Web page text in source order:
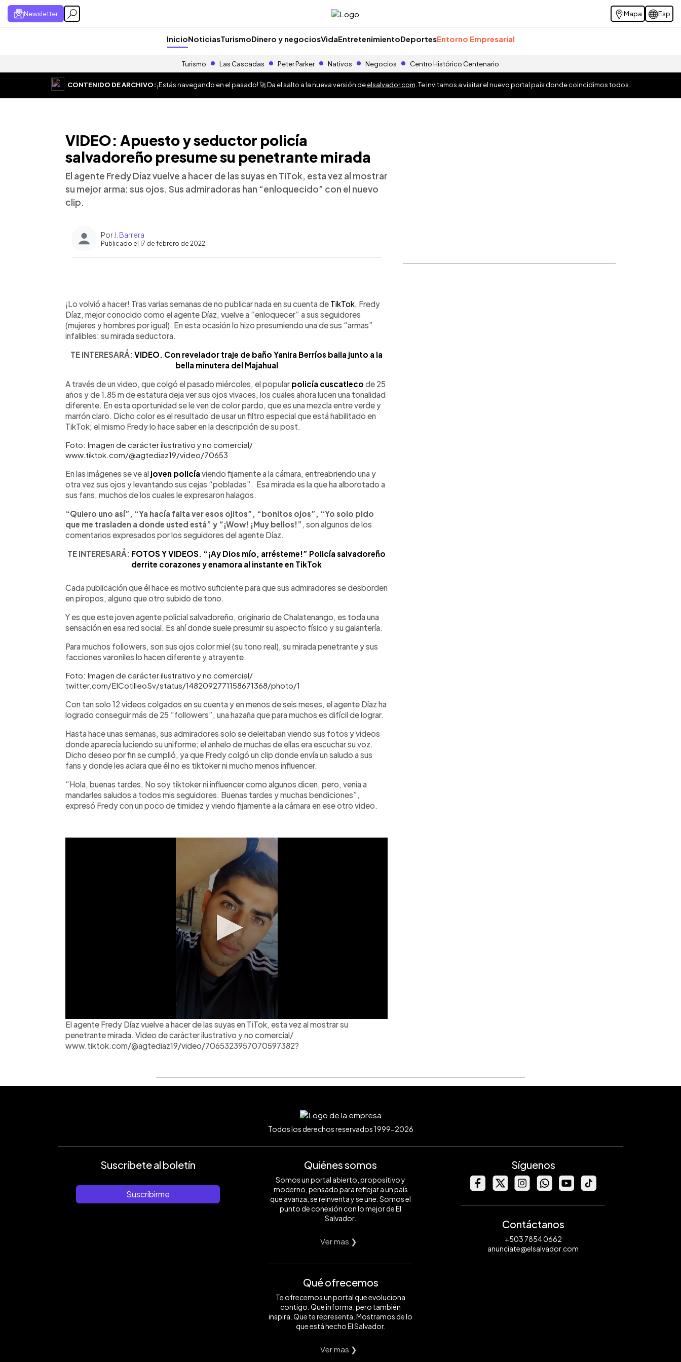
Newsletter Mapa Esp
InicioNoticiasTurismoDinero y negociosVidaEntretenimientoDeportesEntorno Empresarial
Turismo Las Cascadas Peter Parker Nativos Negocios Centro Histórico Centenario
CONTENIDO DE ARCHIVO:¡Estás navegando en el pasado! 🚀 Da el salto a la nueva versión deelsalvador.com . Te invitamos a visitar el nuevo portal país donde coincidimos todos.
VIDEO: Apuesto y seductor policía
salvadoreño presume su penetrante mirada
El agente Fredy Díaz vuelve a hacer de las suyas en TiTok, esta vez al mostrar
su mejor arma: sus ojos. Sus admiradoras han “enloquecido” con el nuevo
clip.
Por J. Barrera
Publicado el 17 de febrero de 2022
► Escuchar artículo
¡Lo volvió a hacer! Tras varias semanas de no publicar nada en su cuenta de TikTok, Fredy
Díaz, mejor conocido como el agente Díaz, vuelve a “enloquecer” a sus seguidores
(mujeres y hombres por igual). En esta ocasión lo hizo presumiendo una de sus “armas”
infalibles: su mirada seductora.
TE INTERESARÁ: VIDEO. Con revelador traje de baño Yanira Berríos baila junto a la
bella minutera del Majahual
A través de un video, que colgó el pasado miércoles, el popular policía cuscatleco de 25
años y de 1.85 m de estatura deja ver sus ojos vivaces, los cuales ahora lucen una tonalidad
diferente. En esta oportunidad se le ven de color pardo, que es una mezcla entre verde y
marrón claro. Dicho color es el resultado de usar un filtro especial que está habilitado en
TikTok; el mismo Fredy lo hace saber en la descripción de su post.
Foto: Imagen de carácter ilustrativo y no comercial/
www.tiktok.com/@agtediaz19/video/70653
En las imágenes se ve al joven policía viendo fijamente a la cámara, entreabriendo una y
otra vez sus ojos y levantando sus cejas “pobladas”. Esa mirada es la que ha alborotado a
sus fans, muchos de los cuales le expresaron halagos.
“Quiero uno así”, “Ya hacía falta ver esos ojitos”, “bonitos ojos”, “Yo solo pido
que me trasladen a donde usted está” y “¡Wow! ¡Muy bellos!”, son algunos de los
comentarios expresados por los seguidores del agente Díaz.
TE INTERESARÁ: FOTOS Y VIDEOS. “¡Ay Dios mío, arrésteme!” Policía salvadoreño
derrite corazones y enamora al instante en TikTok
Cada publicación que él hace es motivo suficiente para que sus admiradores se desborden
en piropos, alguno que otro subido de tono.
Y es que este joven agente policial salvadoreño, originario de Chalatenango, es toda una
sensación en esa red social. Es ahí donde suele presumir su aspecto físico y su galantería.
Para muchos followers, son sus ojos color miel (su tono real), su mirada penetrante y sus
facciones varoniles lo hacen diferente y atrayente.
Foto: Imagen de carácter ilustrativo y no comercial/
twitter.com/ElCotilleoSv/status/1482092771158671368/photo/1
Con tan solo 12 videos colgados en su cuenta y en menos de seis meses, el agente Díaz ha
logrado conseguir más de 25 “followers”, una hazaña que para muchos es difícil de lograr.
Hasta hace unas semanas, sus admiradores solo se deleitaban viendo sus fotos y videos
donde aparecía luciendo su uniforme; el anhelo de muchas de ellas era escuchar su voz.
Dicho deseo por fin se cumplió, ya que Fredy colgó un clip donde envía un saludo a sus
fans y donde les aclara que él no es tiktoker ni mucho menos influencer.
“Hola, buenas tardes. No soy tiktoker ni influencer como algunos dicen, pero, venía a
mandarles saludos a todos mis seguidores. Buenas tardes y muchas bendiciones”,
expresó Fredy con un poco de timidez y viendo fijamente a la cámara en ese otro video.
El agente Fredy Díaz vuelve a hacer de las suyas en TiTok, esta vez al mostrar su
penetrante mirada. Video de carácter ilustrativo y no comercial/
www.tiktok.com/@agtediaz19/video/7065323957070597382?
Todos los derechos reservados 1999-2026
Suscríbete al boletín
Suscribirme
Quiénes somos
Somos un portal abierto, propositivo y
moderno, pensado para reflejar a un país
que avanza, se reinventa y se une. Somos el
punto de conexión con lo mejor de El
Salvador.
Ver mas ❯
Qué ofrecemos
Te ofrecemos un portal que evoluciona
contigo. Que informa, pero también
inspira. Que te representa. Mostramos de lo
que está hecho El Salvador.
Ver mas ❯
Síguenos
Contáctanos
+503 7854 0662
anunciate@elsalvador.com